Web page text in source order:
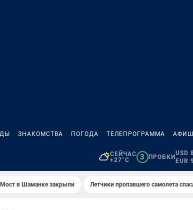
ЗНАКОМСТВА ПОГОДА ТЕЛЕПРОГРАММА
СЕЙЧАС
+27°C
3 ПРОБКИ
USD
EUR
Мост в Шаманке закрыли Летчики пропавшего самолета